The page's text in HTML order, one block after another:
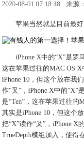
2020-08-01 07:18:48 来源
苹果当然就是目前最
iPhone X中的“X”是罗
这在苹果过往的MAC OS
iPhone 10，但这个放在我
作“叉”，iPhone X中的“X”
是“Ten”，这在苹果过往的
其实是iPhone 10，但这个
把“X”读作“叉”，iPhone X
TrueDepth模组加入，使得